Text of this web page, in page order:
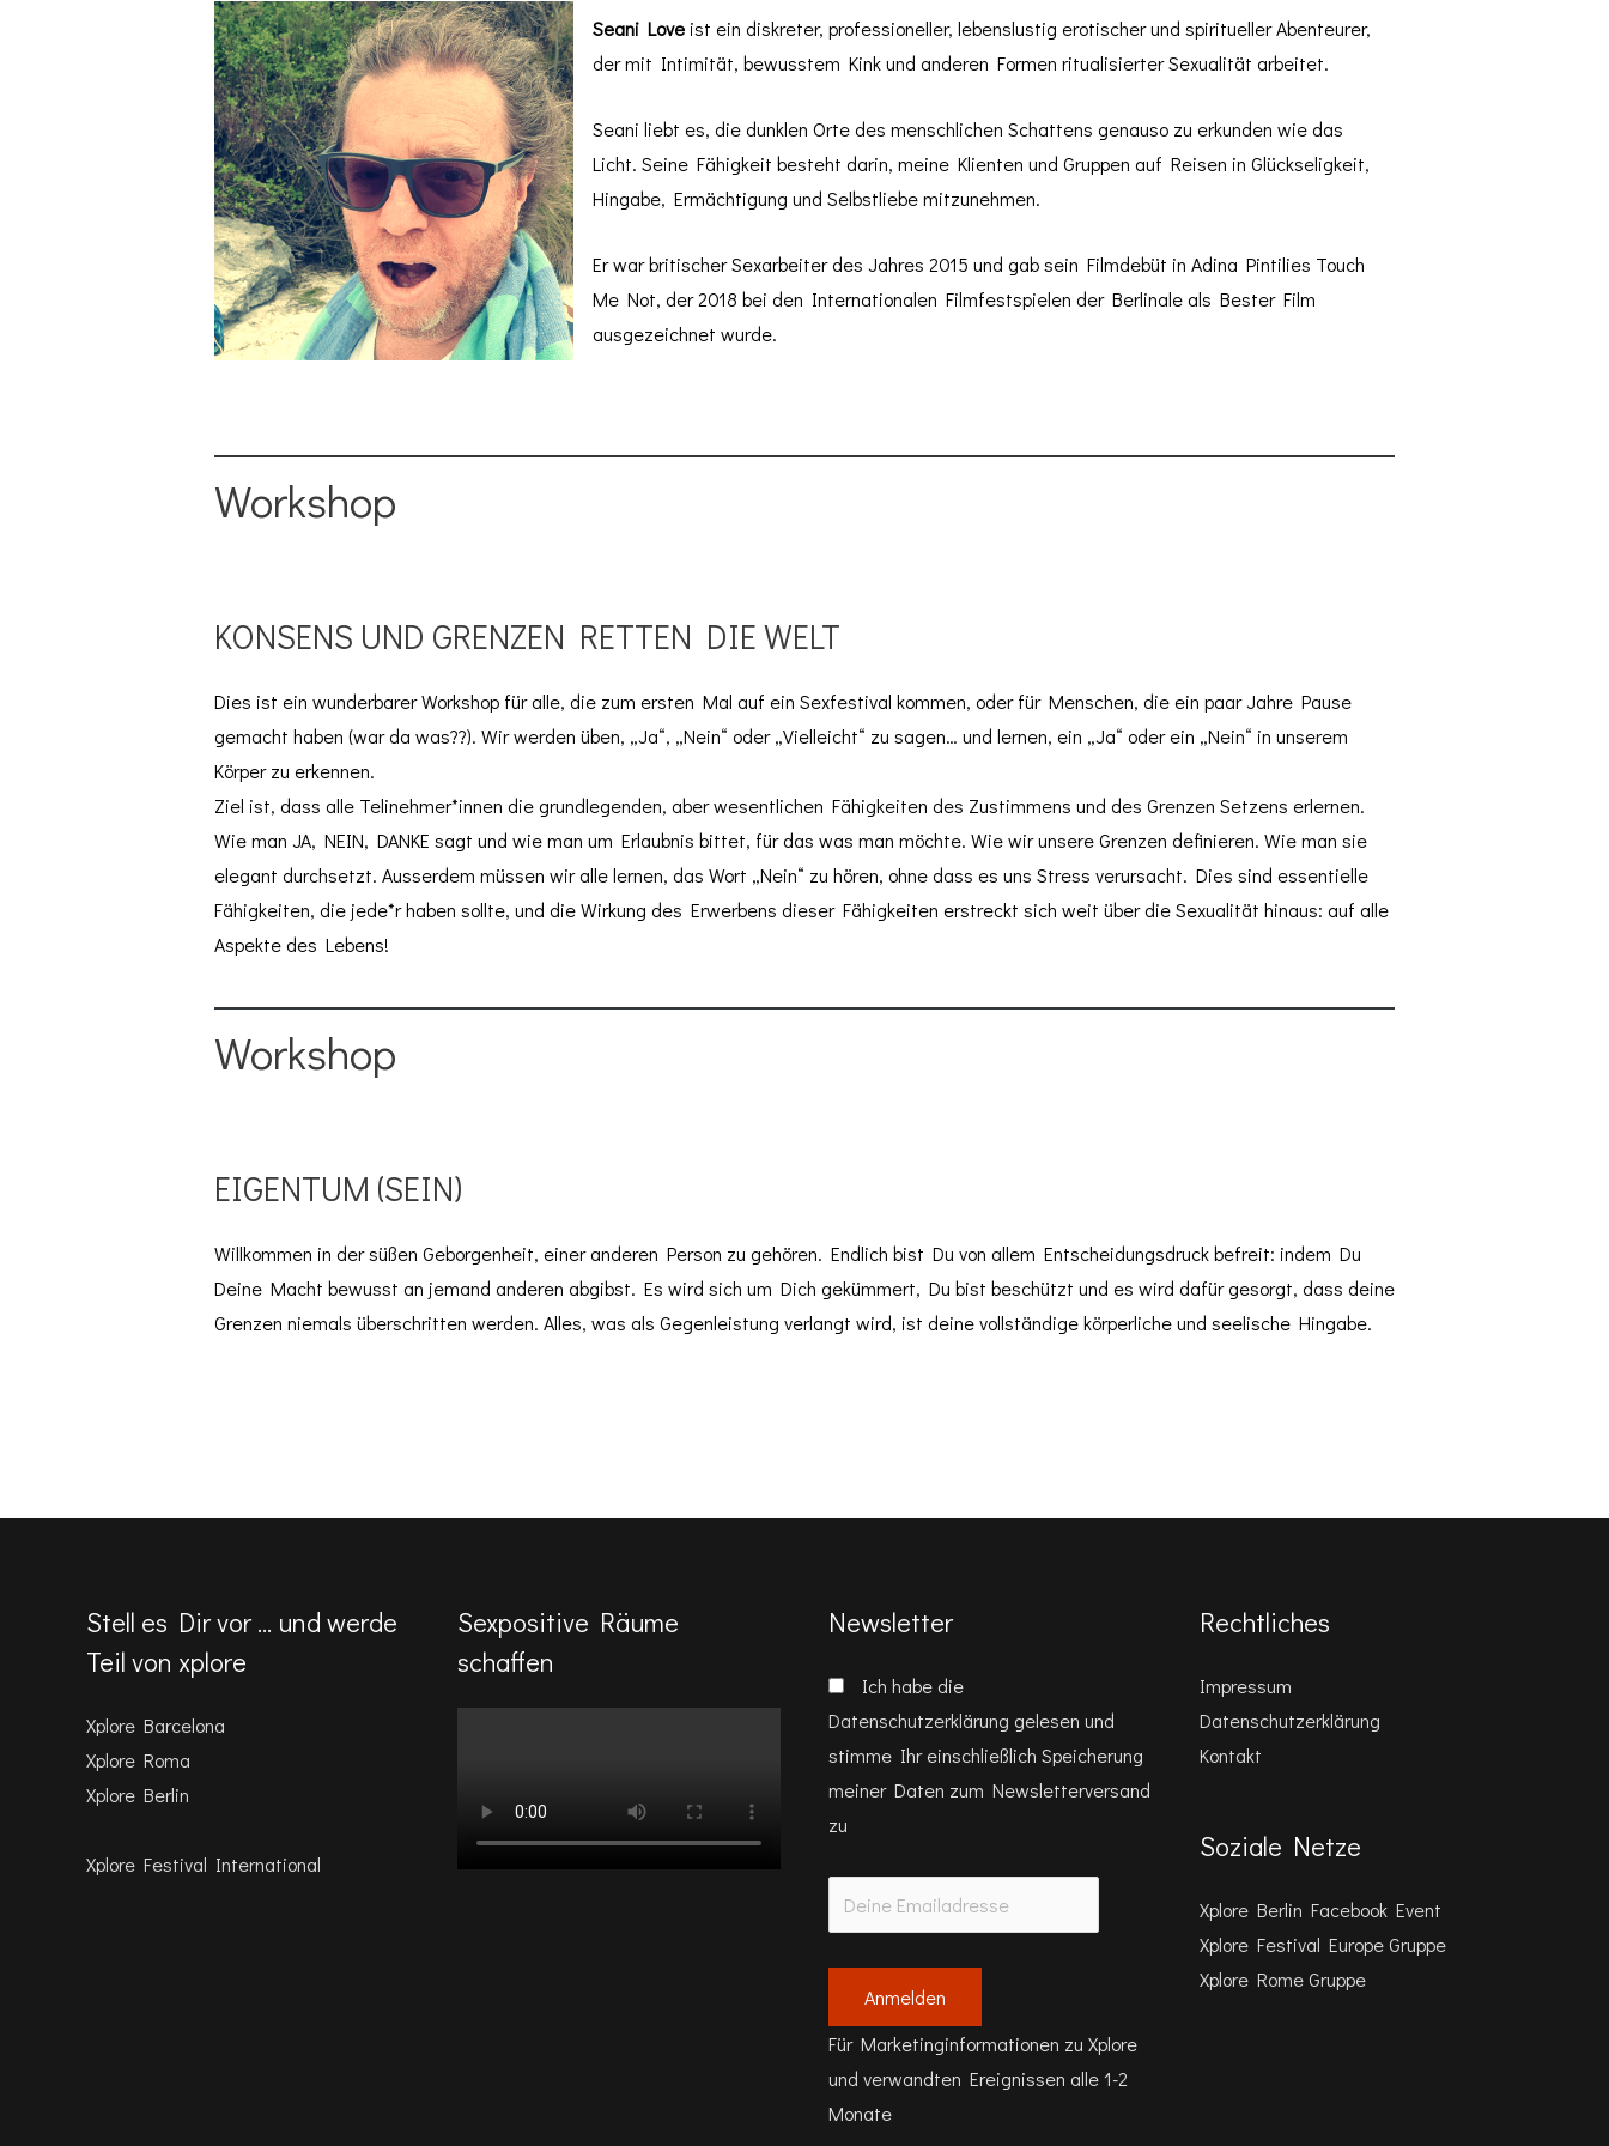
Seani Loveist ein diskreter, professioneller, lebenslustig erotischer und spiritueller Abenteurer,
der mit Intimität, bewusstem Kink und anderen Formen ritualisierter Sexualität arbeitet.
Seani liebt es, die dunklen Orte des menschlichen Schattens genauso zu erkunden wie das
Licht. Seine Fähigkeit besteht darin, meine Klienten und Gruppen auf Reisen in Glückseligkeit,
Hingabe, Ermächtigung und Selbstliebe mitzunehmen.
Er war britischer Sexarbeiter des Jahres 2015 und gab sein Filmdebüt in Adina Pintilies Touch
Me Not, der 2018 bei den Internationalen Filmfestspielen der Berlinale als Bester Film
ausgezeichnet wurde.
Workshop
KONSENS UND GRENZEN RETTEN DIE WELT
Dies ist ein wunderbarer Workshop für alle, die zum ersten Mal auf ein Sexfestival kommen, oder für Menschen, die ein paar Jahre Pause
gemacht haben (war da was??). Wir werden üben, „Ja“, „Nein“ oder „Vielleicht“ zu sagen… und lernen, ein „Ja“ oder ein „Nein“ in unserem
Körper zu erkennen.
Ziel ist, dass alle Telinehmer*innen die grundlegenden, aber wesentlichen Fähigkeiten des Zustimmens und des Grenzen Setzens erlernen.
Wie man JA, NEIN, DANKE sagt und wie man um Erlaubnis bittet, für das was man möchte. Wie wir unsere Grenzen definieren. Wie man sie
elegant durchsetzt. Ausserdem müssen wir alle lernen, das Wort „Nein“ zu hören, ohne dass es uns Stress verursacht. Dies sind essentielle
Fähigkeiten, die jede*r haben sollte, und die Wirkung des Erwerbens dieser Fähigkeiten erstreckt sich weit über die Sexualität hinaus: auf alle
Aspekte des Lebens!
Workshop
EIGENTUM (SEIN)
Willkommen in der süßen Geborgenheit, einer anderen Person zu gehören. Endlich bist Du von allem Entscheidungsdruck befreit: indem Du
Deine Macht bewusst an jemand anderen abgibst. Es wird sich um Dich gekümmert, Du bist beschützt und es wird dafür gesorgt, dass deine
Grenzen niemals überschritten werden. Alles, was als Gegenleistung verlangt wird, ist deine vollständige körperliche und seelische Hingabe.
Stell es Dir vor … und werde
Teil von xplore
Xplore Barcelona
Xplore Roma
Xplore Berlin
Xplore Festival International
Sexpositive Räume
schaffen
Newsletter
Ich habe die
Datenschutzerklärung gelesen und
stimme Ihr einschließlich Speicherung
meiner Daten zum Newsletterversand
zu
Für Marketinginformationen zu Xplore
und verwandten Ereignissen alle 1-2
Monate
Rechtliches
Impressum
Datenschutzerklärung
Kontakt
Soziale Netze
Xplore Berlin Facebook Event
Xplore Festival Europe Gruppe
Xplore Rome Gruppe